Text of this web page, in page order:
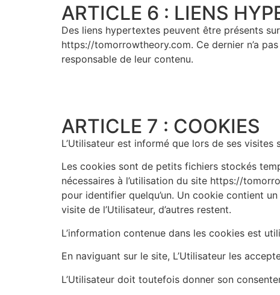
ARTICLE 6 : LIENS
Des liens hypertextes peuvent être présents
https://tomorrowtheory.com. Ce dernier n’a
responsable de leur contenu.
ARTICLE 7 : COOKIES​
L’Utilisateur est informé que lors de ses
Les cookies sont de petits fichiers stockés
nécessaires à l’utilisation du site https://
pour identifier quelqu’un. Un cookie contient
visite de l’Utilisateur, d’autres restent.
L’information contenue dans les cookies est
En naviguant sur le site, L’Utilisateur les
L’Utilisateur doit toutefois donner son